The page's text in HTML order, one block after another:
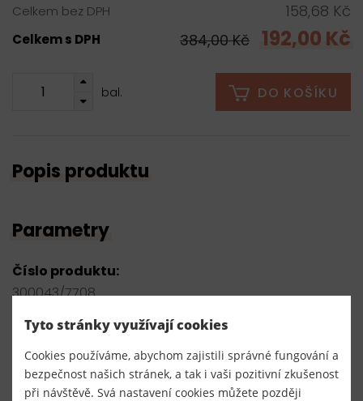
Celkem bez DPH 158,68 Kč
Celkem s DPH 384,00 Kč 192,00 Kč
bal. DO KOŠÍKU
Popis produktu
Parametry
Číslo produktu:
300043/7708
Dodavatel
TKACZIK s.r.o.
Tyto stránky využívají cookies
Cookies používáme, abychom zajistili správné fungování a
bezpečnost našich stránek, a tak i vaši pozitivní zkušenost
při návštěvě. Svá nastavení cookies můžete později